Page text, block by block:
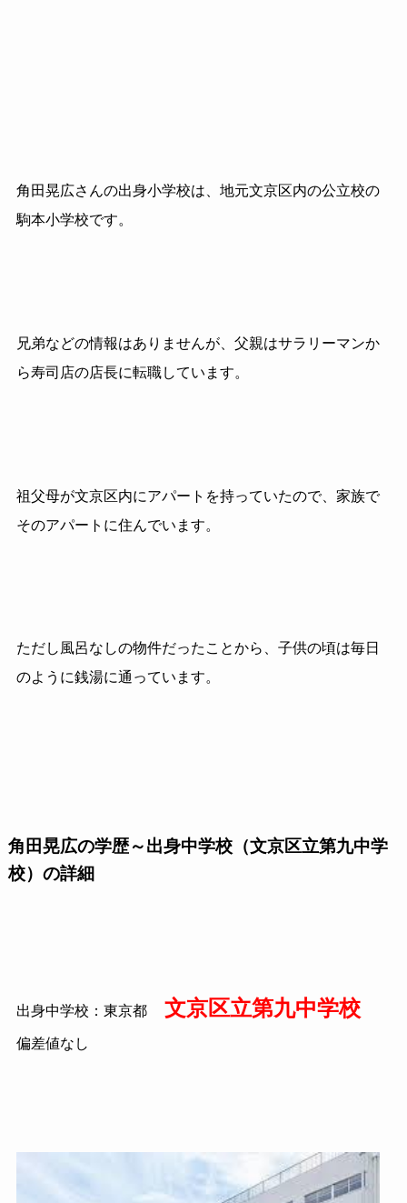
角田晃広さんの出身小学校は、地元文京区内の公立校の
駒本小学校です。
兄弟などの情報はありませんが、父親はサラリーマンか
ら寿司店の店長に転職しています。
祖父母が文京区内にアパートを持っていたので、家族で
そのアパートに住んでいます。
ただし風呂なしの物件だったことから、子供の頃は毎日
のように銭湯に通っています。
角田晃広の学歴～出身中学校（文京区立第九中学
校）の詳細
出身中学校：東京都 文京区立第九中学校
偏差値なし